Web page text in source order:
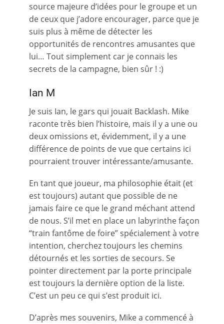
source majeure d’idées pour le groupe et un
de ceux que j’adore encourager, parce que je
suis plus à même de détecter les
opportunités de rencontres amusantes que
lui… Tout simplement car je connais les
secrets de la campagne, bien sûr ! :)
Ian M
Je suis Ian, le gars qui jouait Backlash. Mike
raconte très bien l’histoire, mais il y a une ou
deux omissions et, évidemment, il y a une
différence de points de vue que certains ici
pourraient trouver intéressante/amusante.
En tant que joueur, ma philosophie était (et
est toujours) autant que possible de ne
jamais faire ce que le grand méchant attend
de nous. S’il met en place un labyrinthe façon
“train fantôme de foire” spécialement à votre
intention, cherchez toujours les chemins
détournés et les sorties de secours. Se
pointer directement par la porte principale
est toujours la dernière option de la liste.
C’est un peu ce qui s’est produit ici.
D’après mes souvenirs, Mike a commencé à